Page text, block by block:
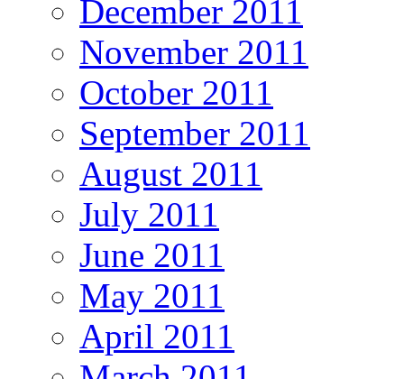
December 2011
November 2011
October 2011
September 2011
August 2011
July 2011
June 2011
May 2011
April 2011